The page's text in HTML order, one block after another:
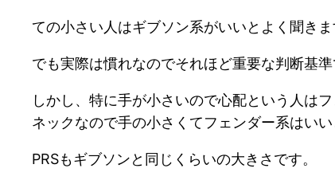
ての小さい人はギブソン系がいいとよく聞きま
でも実際は慣れなのでそれほど重要な判断基準
しかし、特に手が小さいので心配という人は
ネックなので手の小さくてフェンダー系はいい
PRSもギブソンと同じくらいの大きさです。